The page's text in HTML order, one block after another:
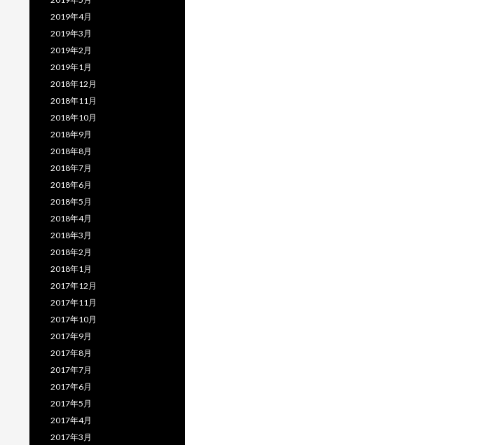
2019年4月
2019年3月
2019年2月
2019年1月
2018年12月
2018年11月
2018年10月
2018年9月
2018年8月
2018年7月
2018年6月
2018年5月
2018年4月
2018年3月
2018年2月
2018年1月
2017年12月
2017年11月
2017年10月
2017年9月
2017年8月
2017年7月
2017年6月
2017年5月
2017年4月
2017年3月